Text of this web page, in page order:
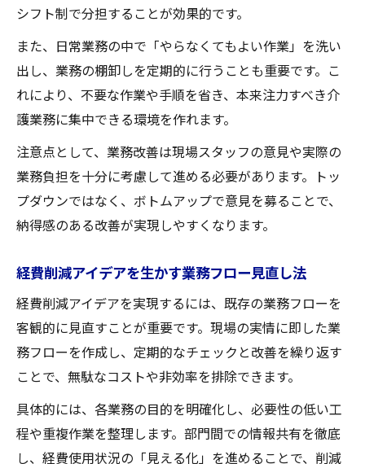
シフト制で分担することが効果的です。
また、日常業務の中で「やらなくてもよい作業」を洗い
出し、業務の棚卸しを定期的に行うことも重要です。こ
れにより、不要な作業や手順を省き、本来注力すべき介
護業務に集中できる環境を作れます。
注意点として、業務改善は現場スタッフの意見や実際の
業務負担を十分に考慮して進める必要があります。トッ
プダウンではなく、ボトムアップで意見を募ることで、
納得感のある改善が実現しやすくなります。
経費削減アイデアを生かす業務フロー見直し法
経費削減アイデアを実現するには、既存の業務フローを
客観的に見直すことが重要です。現場の実情に即した業
務フローを作成し、定期的なチェックと改善を繰り返す
ことで、無駄なコストや非効率を排除できます。
具体的には、各業務の目的を明確化し、必要性の低い工
程や重複作業を整理します。部門間での情報共有を徹底
し、経費使用状況の「見える化」を進めることで、削減